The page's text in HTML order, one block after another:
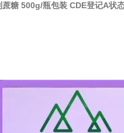
蔗糖 500g/瓶包装 CDE登记A状